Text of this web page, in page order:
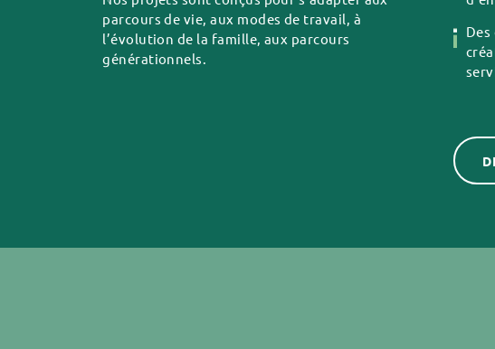
parcours de vie, aux modes de travail, à
l’évolution de la famille, aux parcours
générationnels.